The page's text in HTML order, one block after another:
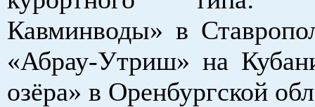
Кавминводы» в
«Абрау-Утриш» на
озёра» в Оренбургской